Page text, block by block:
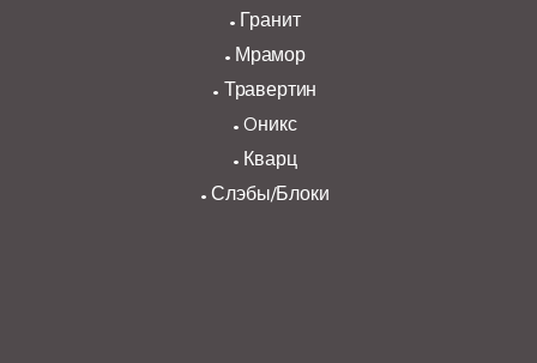
Гранит
Мрамор
Травертин
Oникс
Кварц
Слэбы/Блоки